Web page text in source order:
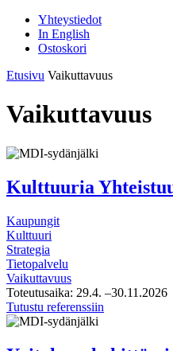
Yhteystiedot
In English
Ostoskori
Etusivu Vaikuttavuus
Vaikuttavuus
Kulttuuria
Kaupungit
Kulttuuri
Strategia
Tietopalvelu
Vaikuttavuus
Toteutusaika: 29.4. –30.11.2026
Tutustu referenssiin